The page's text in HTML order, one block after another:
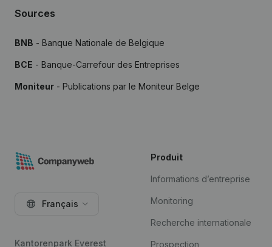
Sources
BNB - Banque Nationale de Belgique
BCE - Banque-Carrefour des Entreprises
Moniteur - Publications par le Moniteur Belge
Français
Kantorenpark Everest
Produit
Informations d’entreprise
Monitoring
Recherche internationale
Prospection